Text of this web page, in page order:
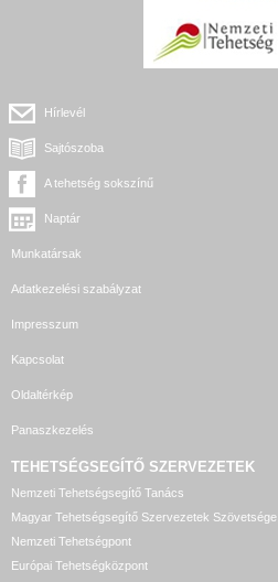
Hírlevél
Sajtószoba
A tehetség sokszínű
Naptár
Munkatársak
Adatkezelési szabályzat
Impresszum
Kapcsolat
Oldaltérkép
Panaszkezelés
TEHETSÉGSEGÍTŐ SZERVEZETEK
Nemzeti Tehetségsegítő Tanács
Magyar Tehetségsegítő Szervezetek Szövetsége
Nemzeti Tehetségpont
Európai Tehetségközpont